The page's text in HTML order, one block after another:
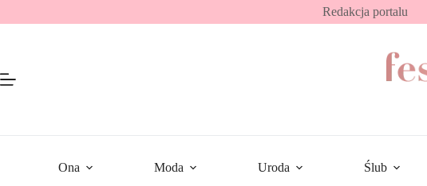
Redakcja portalu
Ona Moda Uroda Ślub